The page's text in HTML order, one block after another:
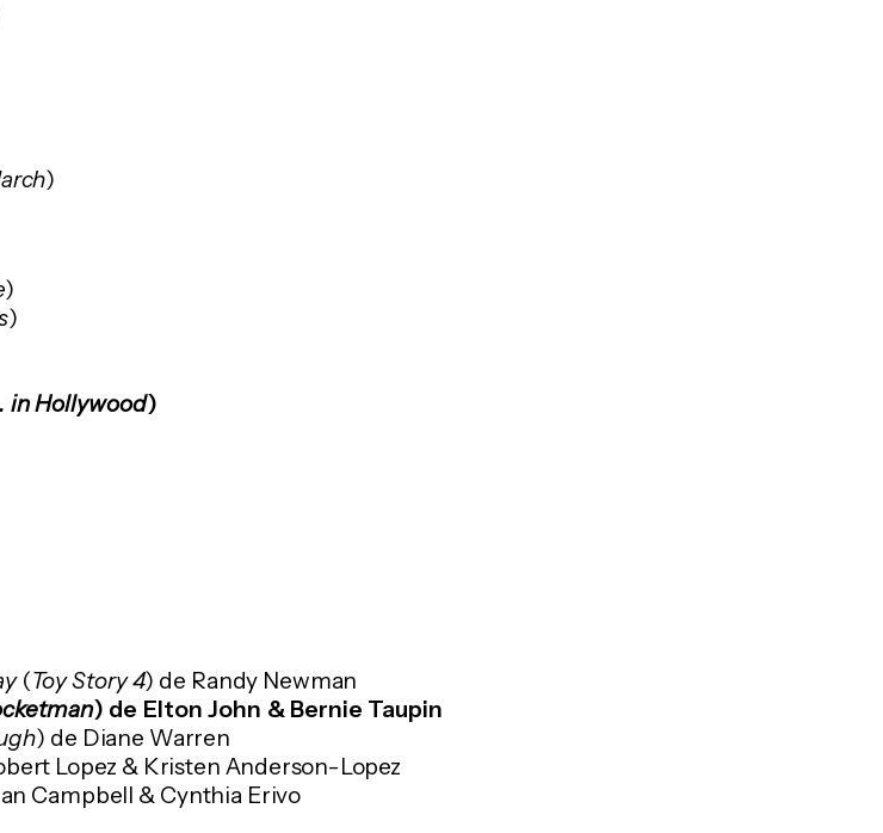
)
)
)
in Hollywood)
(Toy Story 4) de Randy Newman
) de Elton John & Bernie Taupin
) de Diane Warren
Lopez & Kristen Anderson-Lopez
Campbell & Cynthia Erivo